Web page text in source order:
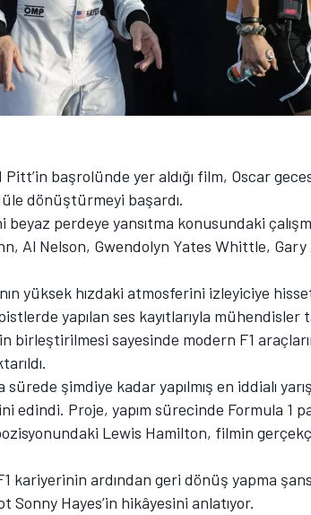
başrolünde yer aldığı film, Oscar
dönüştürmeyi başardı.
beyaz perdeye yansıtma konusundaki
Al Nelson, Gwendolyn Yates Whittle, Gary
yüksek hızdaki atmosferini izleyiciye
yapılan ses kayıtlarıyla mühendisler
birleştirilmesi sayesinde modern F1
sürede şimdiye kadar yapılmış en iddialı yarış
edindi. Proje, yapım sürecinde Formula 1
Lewis Hamilton, filmin
kariyerinin ardından geri dönüş yapma
Sonny Hayes’in hikâyesini anlatıyor.